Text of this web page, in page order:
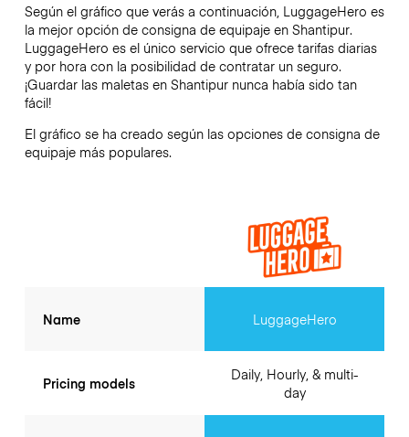
Según el gráfico que verás a continuación, LuggageHero es
la mejor opción de consigna de equipaje en Shantipur.
LuggageHero es el único servicio que ofrece tarifas diarias
y por hora con la posibilidad de contratar un seguro.
¡Guardar las maletas en Shantipurnunca había sido tan
fácil!
El gráfico se ha creado según las opciones de consigna de
equipaje más populares.
Name
Pricing models
LuggageHero
Daily, Hourly, & multi-
day